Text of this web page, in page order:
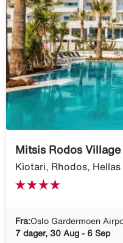
Mitsis Rodos Village
Kiotari, Rhodos, Hellas
Fra:Oslo Gardermoen
7 dager, 30 Aug - 6 Sep